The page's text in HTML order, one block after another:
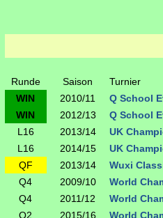
Runde Saison Turnier
WIN
2010/11 Q School
WIN
2012/13 Q School
L16
2013/14 UK
L16
2014/15 UK
QF
2013/14 Wuxi
Q4
2009/10 World
Q4
2011/12 World
Q2
2015/16 World